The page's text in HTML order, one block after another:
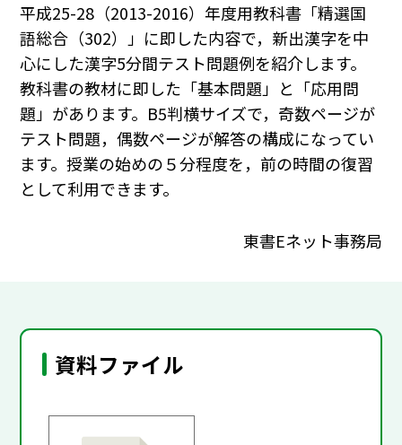
平成25-28（2013-2016）年度用教科書「精選国
語総合（302）」に即した内容で，新出漢字を中
心にした漢字5分間テスト問題例を紹介します。
教科書の教材に即した「基本問題」と「応用問
題」があります。B5判横サイズで，奇数ページが
テスト問題，偶数ページが解答の構成になってい
ます。授業の始めの５分程度を，前の時間の復習
として利用できます。
東書Eネット事務局
資料ファイル